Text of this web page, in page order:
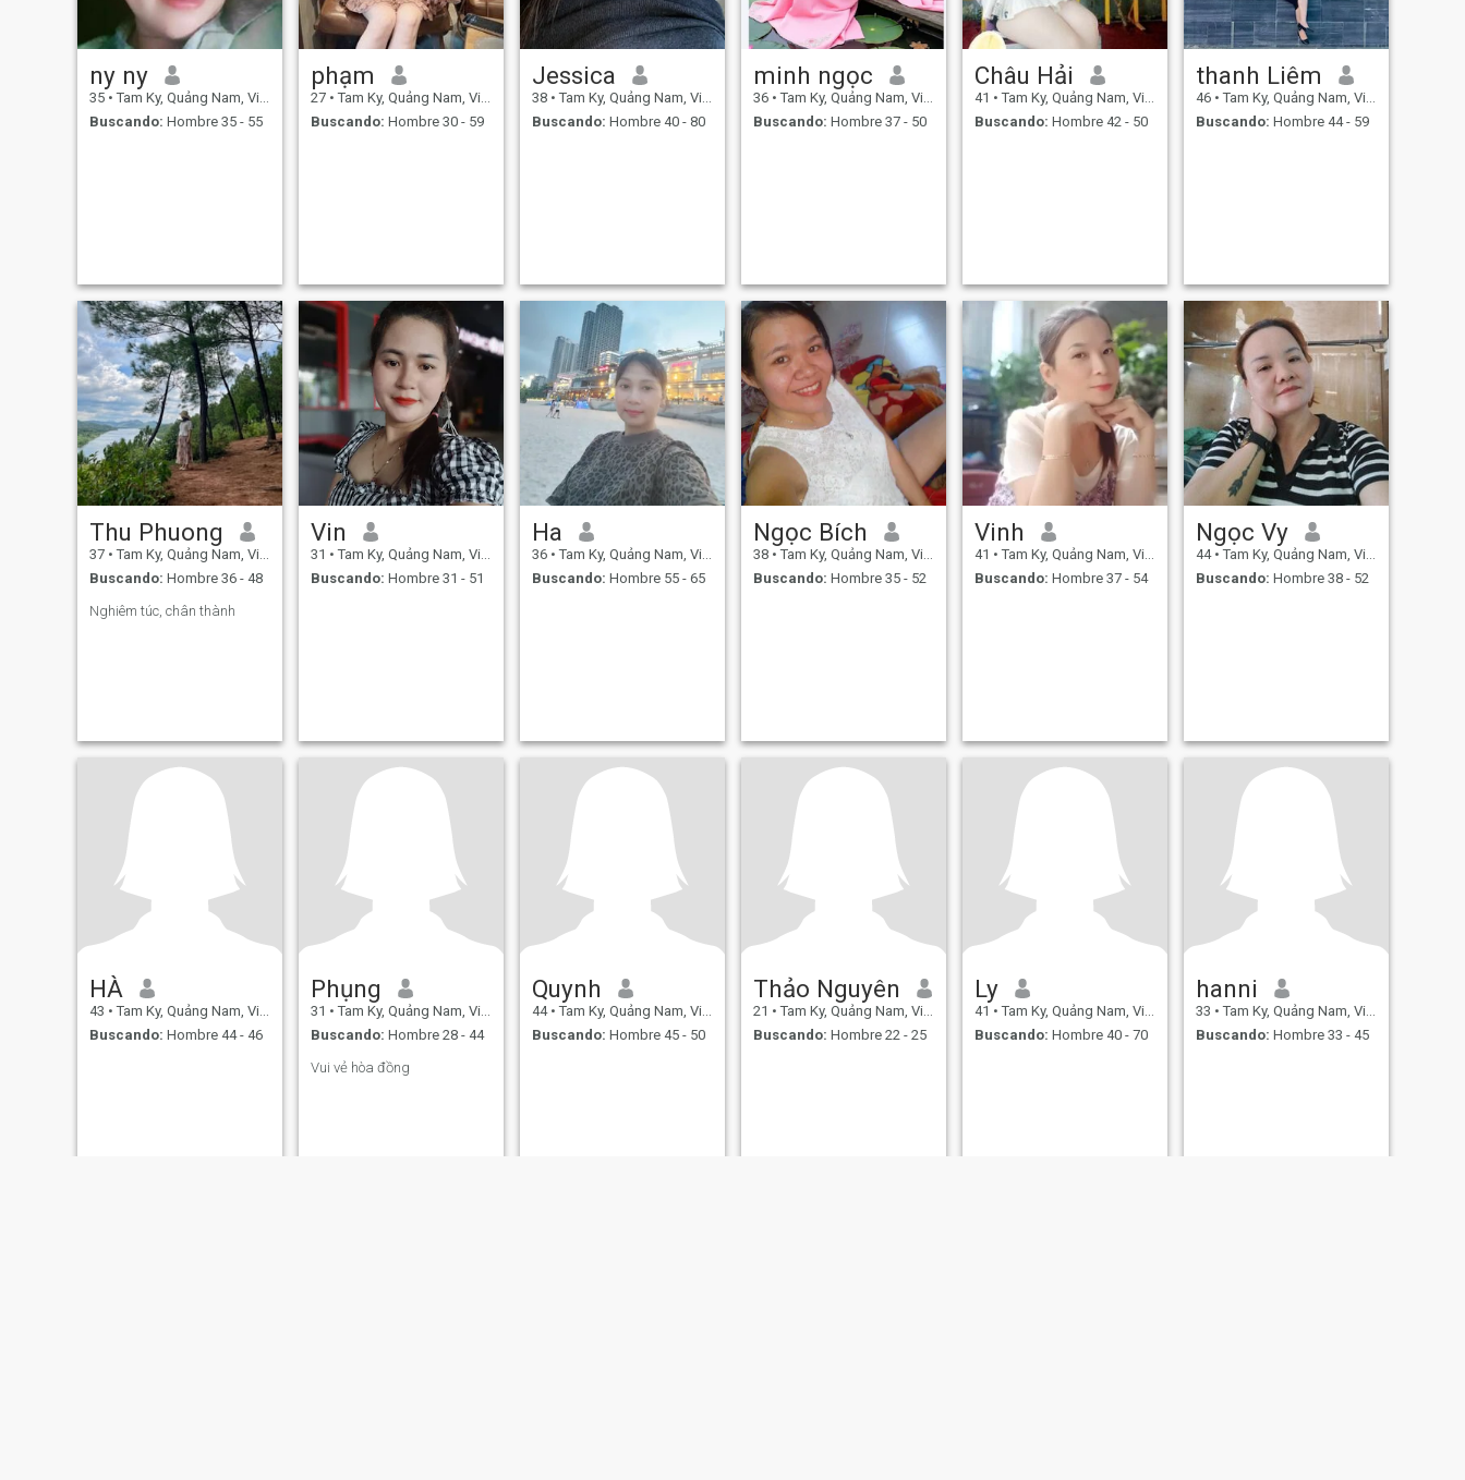
ny ny
35 • Tam Ky, Quảng Nam, Vietnam
Buscando: Hombre 35 - 55
phạm
27 • Tam Ky, Quảng Nam, Vietnam
Buscando: Hombre 30 - 59
Jessica
38 • Tam Ky, Quảng Nam, Vietnam
Buscando: Hombre 40 - 80
minh ngọc
36 • Tam Ky, Quảng Nam, Vietnam
Buscando: Hombre 37 - 50
Châu Hải
41 • Tam Ky, Quảng Nam, Vietnam
Buscando: Hombre 42 - 50
thanh Liêm
46 • Tam Ky, Quảng Nam, Vietnam
Buscando: Hombre 44 - 59
Thu Phuong
37 • Tam Ky, Quảng Nam, Vietnam
Buscando: Hombre 36 - 48
Nghiêm túc, chân thành
Vin
31 • Tam Ky, Quảng Nam, Vietnam
Buscando: Hombre 31 - 51
Ha
36 • Tam Ky, Quảng Nam, Vietnam
Buscando: Hombre 55 - 65
Ngọc Bích
38 • Tam Ky, Quảng Nam, Vietnam
Buscando: Hombre 35 - 52
Vinh
41 • Tam Ky, Quảng Nam, Vietnam
Buscando: Hombre 37 - 54
Ngọc Vy
44 • Tam Ky, Quảng Nam, Vietnam
Buscando: Hombre 38 - 52
HÀ
43 • Tam Ky, Quảng Nam, Vietnam
Buscando: Hombre 44 - 46
Phụng
31 • Tam Ky, Quảng Nam, Vietnam
Buscando: Hombre 28 - 44
Vui vẻ hòa đồng
Quynh
44 • Tam Ky, Quảng Nam, Vietnam
Buscando: Hombre 45 - 50
Thảo Nguyên
21 • Tam Ky, Quảng Nam, Vietnam
Buscando: Hombre 22 - 25
Ly
41 • Tam Ky, Quảng Nam, Vietnam
Buscando: Hombre 40 - 70
hanni
33 • Tam Ky, Quảng Nam, Vietnam
Buscando: Hombre 33 - 45